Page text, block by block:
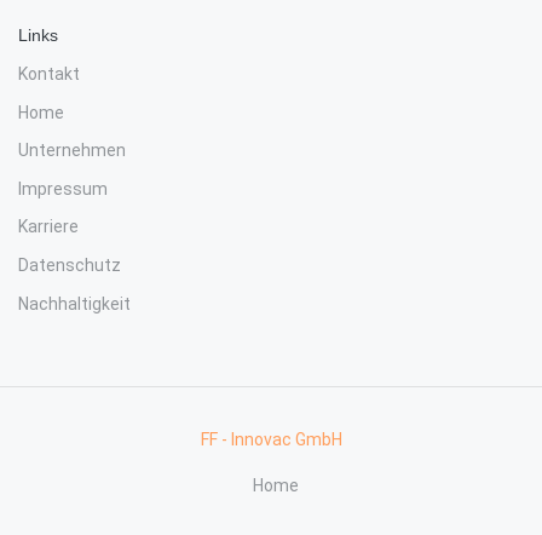
Links
Kontakt
Home
Unternehmen
Impressum
Karriere
Datenschutz
Nachhaltigkeit
FF - Innovac GmbH
Home